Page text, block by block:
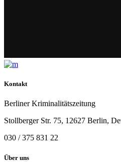
Kontakt
Berliner Kriminalitätszeitung
Stollberger Str. 75, 12627 Berlin,
030 / 375 831 22
Über uns